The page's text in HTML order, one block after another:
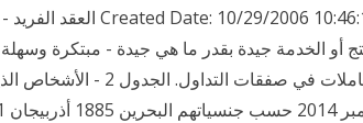
مثالي (5 نجوم): المنتج أو الخدمة جيدة بقدر ما هي جيدة - مبتكرة
ومفيدة للغاية. العقد أو اللوت هو وحدة المعاملات في